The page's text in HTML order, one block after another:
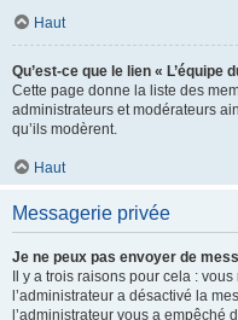
Haut
Qu’est-ce que le lien « L’équipe
Cette page donne la liste des
administrateurs et modérateurs
qu’ils modèrent.
Haut
Messagerie privée
Je ne peux pas envoyer de
Il y a trois raisons pour cela :
l’administrateur a désactivé la
l’administrateur vous a empêché